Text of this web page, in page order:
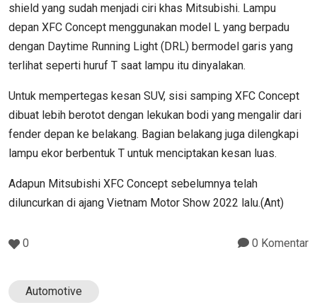
shield yang sudah menjadi ciri khas Mitsubishi. Lampu
depan XFC Concept menggunakan model L yang berpadu
dengan Daytime Running Light (DRL) bermodel garis yang
terlihat seperti huruf T saat lampu itu dinyalakan.
Untuk mempertegas kesan SUV, sisi samping XFC Concept
dibuat lebih berotot dengan lekukan bodi yang mengalir dari
fender depan ke belakang. Bagian belakang juga dilengkapi
lampu ekor berbentuk T untuk menciptakan kesan luas.
Adapun Mitsubishi XFC Concept sebelumnya telah
diluncurkan di ajang Vietnam Motor Show 2022 lalu.(Ant)
0 0 Komentar
Automotive